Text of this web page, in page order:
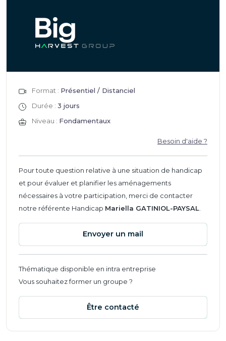
Format : Présentiel / Distanciel
Durée : 3 jours
Niveau : Fondamentaux
Besoin d'aide ?
Pour toute question relative à une situation de handicap
et pour évaluer et planifier les aménagements
nécessaires à votre participation, merci de contacter
notre référente Handicap Mariella GATINIOL-PAYSAL
Envoyer un mail
Thématique disponible en intra entreprise
Vous souhaitez former un groupe ?
Être contacté